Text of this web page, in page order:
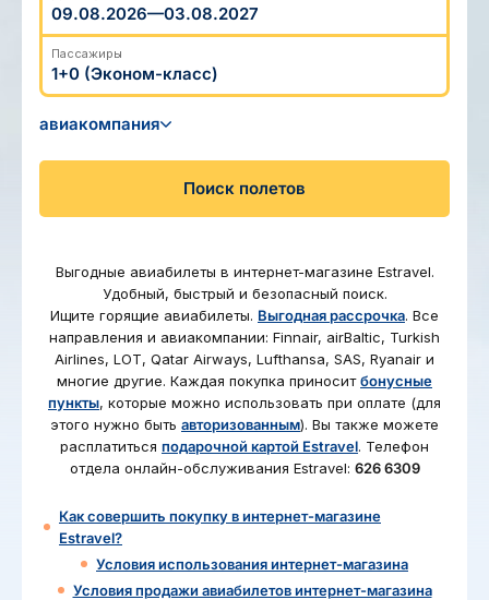
Подарочная карта Estravel
Reisikaubad.ee
Бонусные пункты, Золотая карточка, Platinum Club...
Золотая карточка
О нас
О компании, контакты, наши консультанты,
новости...
Контакты
Приходите на работу
Новости
Пассажиры
авиакомпания
Поиск полетов
Выгодные авиабилеты в интернет-магазине Estravel.
Удобный, быстрый и безопасный поиск.
Ищите горящие авиабилеты. Выгодная рассрочка. Все
направления и авиакомпании: Finnair, airBaltic, Turkish
Airlines, LOT, Qatar Airways, Lufthansa, SAS, Ryanair и
многие другие. Каждая покупка приноситбонусные
пункты, которые можно использовать при оплате (для
этого нужно быть авторизованным). Вы также можете
расплатиться подарочной картой Estravel. Телефон
отдела онлайн-обслуживания Estravel: 626 6309
Как совершить покупку в интернет-магазине
Estravel?
Услoвия иcпользoвaния интернет-магазинa
Услoвия прoдажи авиабилетов интернет-магазина